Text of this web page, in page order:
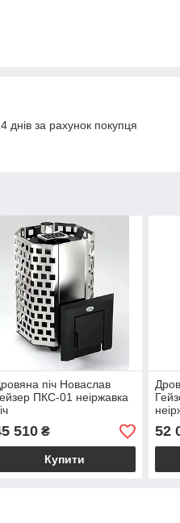
за рахунок покупця
піч Новаслав
ПКС-01 неіржавка
510₴
Купити
52